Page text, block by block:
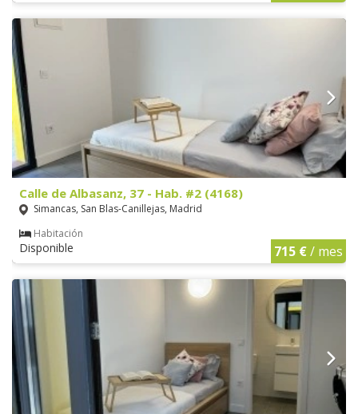
Calle de Albasanz, 37 - Hab. #2 (4168)
Simancas, San Blas-Canillejas, Madrid
Habitación
Disponible 715 €/ mes